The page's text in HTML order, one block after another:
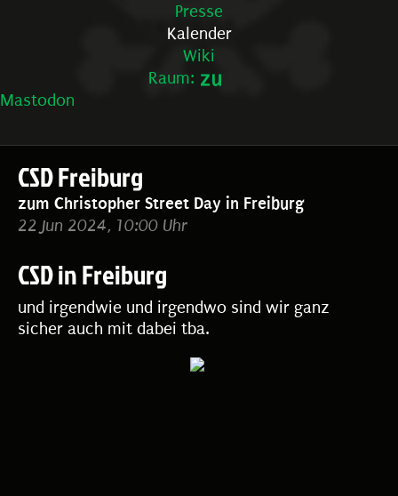
Presse
Kalender
Wiki
Raum:
Mastodon
CSD Freiburg
zum Christopher Street Day in Freiburg
22 Jun 2024, 10:00 Uhr
CSD in Freiburg
und irgendwie und irgendwo sind wir ganz
sicher auch mit dabei tba.